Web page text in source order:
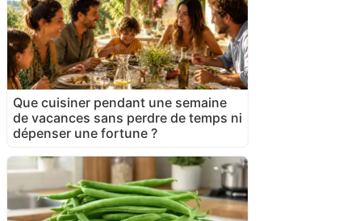
Que cuisiner pendant une semaine
de vacances sans perdre de temps ni
dépenser une fortune ?